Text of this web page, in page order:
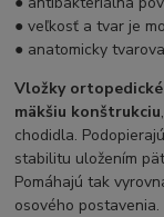
● veľkosť a tvar je
● anatomicky
Vložky
mäkšiu konštrukciu
chodidla.
stabilitu uložením
Pomáhajú tak
osového postavenia.